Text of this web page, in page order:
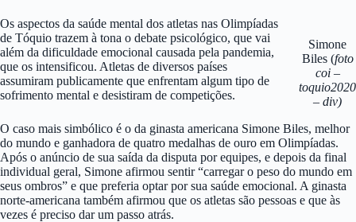
Simone
Biles (foto
coi –
toquio2020
– div)
Os aspectos da saúde mental dos atletas nas Olimpíadas
de Tóquio trazem à tona o debate psicológico, que vai
além da dificuldade emocional causada pela pandemia,
que os intensificou. Atletas de diversos países
assumiram publicamente que enfrentam algum tipo de
sofrimento mental e desistiram de competições.
O caso mais simbólico é o da ginasta americana Simone Biles, melhor
do mundo e ganhadora de quatro medalhas de ouro em Olimpíadas.
Após o anúncio de sua saída da disputa por equipes, e depois da final
individual geral, Simone afirmou sentir “carregar o peso do mundo em
seus ombros” e que preferia optar por sua saúde emocional. A ginasta
norte-americana também afirmou que os atletas são pessoas e que às
vezes é preciso dar um passo atrás.